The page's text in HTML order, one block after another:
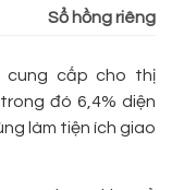
Sổ hồng riêng
cung cấp cho thị
đó 6,4% diện
làm tiện ích giao